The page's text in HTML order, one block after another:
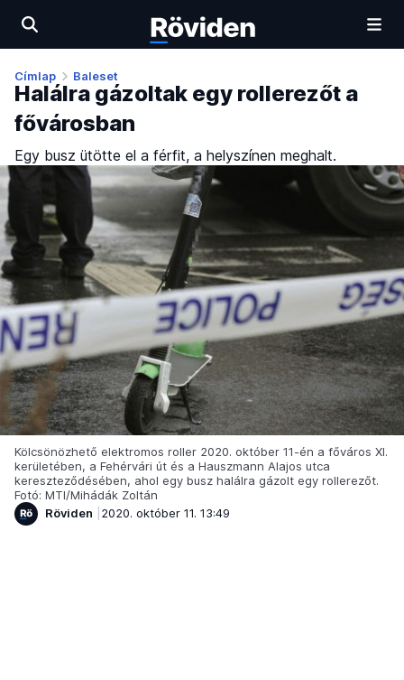
Címlap Baleset
Halálra gázoltak egy rollerezőt a
fővárosban
Egy busz ütötte el a férfit, a helyszínen meghalt.
Kölcsönözhető elektromos roller 2020. október 11-én a főváros XI.
kerületében, a Fehérvári út és a Hauszmann Alajos utca
kereszteződésében, ahol egy busz halálra gázolt egy rollerezőt.
Fotó: MTI/Mihádák Zoltán
Röviden
2020. október 11. 13:49